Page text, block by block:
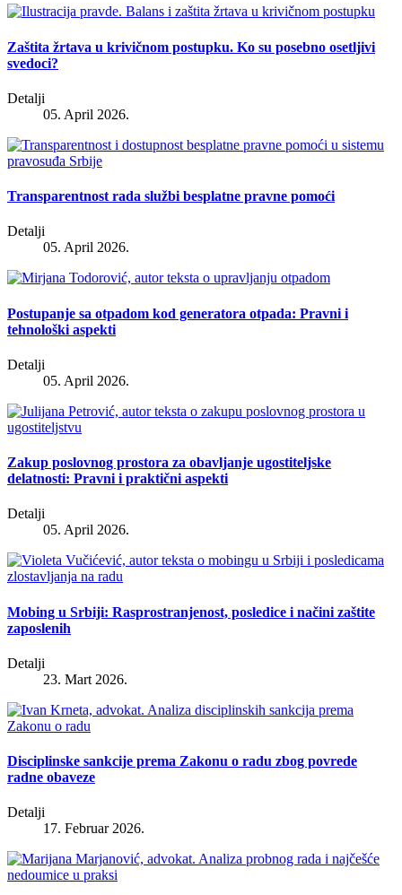
Zaštita žrtava u krivičnom postupku. Ko su posebno osetljivi
svedoci?
Detalji
05. April 2026.
Transparentnost rada službi besplatne pravne pomoći
Detalji
05. April 2026.
Postupanje sa otpadom kod generatora otpada: Pravni i
tehnološki aspekti
Detalji
05. April 2026.
Zakup poslovnog prostora za obavljanje ugostiteljske
delatnosti: Pravni i praktični aspekti
Detalji
05. April 2026.
Mobing u Srbiji: Rasprostranjenost, posledice i načini zaštite
zaposlenih
Detalji
23. Mart 2026.
Disciplinske sankcije prema Zakonu o radu zbog povrede
radne obaveze
Detalji
17. Februar 2026.